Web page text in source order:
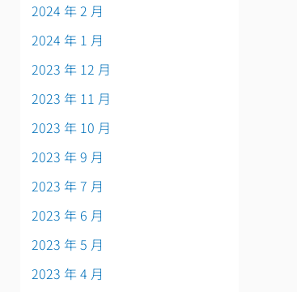
2024 年 2 月
2024 年 1 月
2023 年 12 月
2023 年 11 月
2023 年 10 月
2023 年 9 月
2023 年 7 月
2023 年 6 月
2023 年 5 月
2023 年 4 月